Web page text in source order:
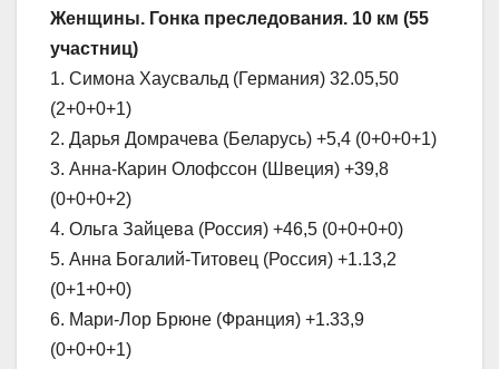
Женщины. Гонка преследования. 10 км (55
участниц)
1. Симона Хаусвальд (Германия) 32.05,50
(2+0+0+1)
2. Дарья Домрачева (Беларусь) +5,4 (0+0+0+1)
3. Анна-Карин Олофссон (Швеция) +39,8
(0+0+0+2)
4. Ольга Зайцева (Россия) +46,5 (0+0+0+0)
5. Анна Богалий-Титовец (Россия) +1.13,2
(0+1+0+0)
6. Мари-Лор Брюне (Франция) +1.33,9
(0+0+0+1)